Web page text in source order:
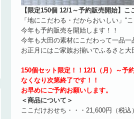
【限定150個 12/1～予約販売開始】こ
「地にこだわる・だからおいしい」“
今年も予約販売を開始します！！
今年も大田の素材にこだわって一品一
お正月にはご家族お揃いでふるさと大
150個セット限定！！12/1（月）～予
なくなり次第終了です！！
お早めにご予約お願いします。
＜商品について＞
ここだけおせち・・・21,600円（税込）